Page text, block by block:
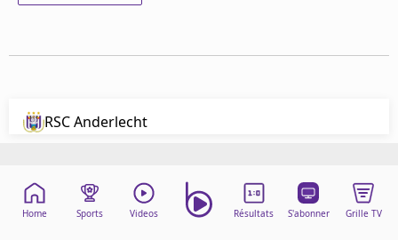
RSC Anderlecht
Home Sports Videos Résultats S'abonner Grille TV